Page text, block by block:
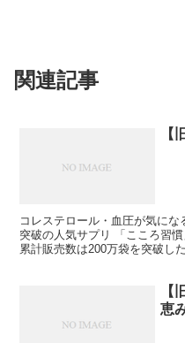
関連記事
【
コレステロール・血圧が気に
突破の人気サプリ 「こころ習
累計販売数は200万袋を突破し
【
恵